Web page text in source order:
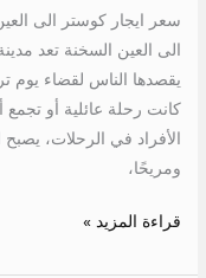
الى العين السخنة تعد
يقصدها الناس لقضاء يوم
كانت رحلة عائلية أو
ومريحًا،
قراءة المزيد »